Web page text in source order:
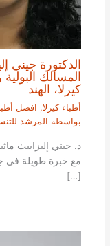
الدكتورة جيني
المسالك
كيرلا، الهند
أطباء كيرلا, افضل
بواسطة المرشد
د. جيني إليزابيث
مع خبرة طويلة في
[…]